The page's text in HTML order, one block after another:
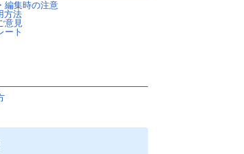
編集時の注意
方法
意見
ート